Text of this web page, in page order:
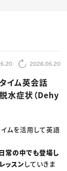
ア
2026.05.20
イム英会話
水症状（Dehy
イムを活用して英語
常の中でも登場し
ッスンしていきま